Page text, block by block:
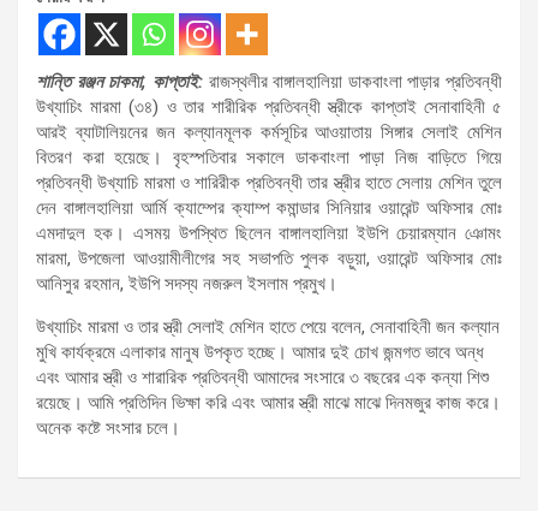
শান্তি রঞ্জন চাকমা, কাপ্তাই: রাজস্থলীর বাঙ্গালহালিয়া ডাকবাংলা পাড়ার প্রতিবন্ধী
উখ্যাচিং মারমা (৩৪) ও তার শারীরিক প্রতিবন্ধী স্ত্রীকে কাপ্তাই সেনাবাহিনী ৫
আরই ব্যাটালিয়নের জন কল্যানমূলক কর্মসূচির আওয়াতায় সিঙ্গার সেলাই মেশিন
বিতরণ করা হয়েছে। বৃহস্পতিবার সকালে ডাকবাংলা পাড়া নিজ বাড়িতে গিয়ে
প্রতিবন্ধী উখ্যাচি মারমা ও শারিরীক প্রতিবন্ধী তার স্ত্রীর হাতে সেলায় মেশিন তুলে
দেন বাঙ্গালহালিয়া আর্মি ক্যাম্পের ক্যাম্প কমান্ডার সিনিয়ার ওয়ারেন্ট অফিসার মোঃ
এমদাদুল হক। এসময় উপস্থিত ছিলেন বাঙ্গালহালিয়া ইউপি চেয়ারম্যান ঞোমং
মারমা, উপজেলা আওয়ামীলীগের সহ সভাপতি পুলক বড়ুয়া, ওয়ারেন্ট অফিসার মোঃ
আনিসুর রহমান, ইউপি সদস্য নজরুল ইসলাম প্রমুখ।
উখ্যাচিং মারমা ও তার স্ত্রী সেলাই মেশিন হাতে পেয়ে বলেন, সেনাবাহিনী জন কল্যান
মুখি কার্যক্রমে এলাকার মানুষ উপকৃত হচ্ছে। আমার দুই চোখ জন্মগত ভাবে অন্ধ
এবং আমার স্ত্রী ও শারারিক প্রতিবন্ধী আমাদের সংসারে ৩ বছরের এক কন্যা শিশু
রয়েছে। আমি প্রতিদিন ভিক্ষা করি এবং আমার স্ত্রী মাঝে মাঝে দিনমজুর কাজ করে।
অনেক কষ্টে সংসার চলে।